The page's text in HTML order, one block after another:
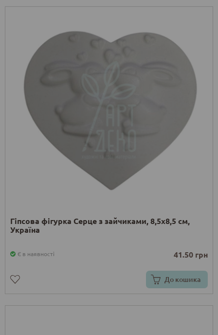
Гіпсова фігурка Серце з зайчиками, 8,5х8,5 см,
Україна
Є в наявності 41.50 грн
До кошика